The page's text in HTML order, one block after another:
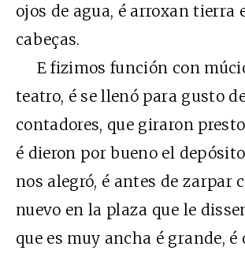
ojos de agua, é arroxan tierra
cabeças.
E fizimos función con
teatro, é se llenó para gusto
contadores, que giraron
é dieron por bueno el
nos alegró, é antes de zarpar
nuevo en la plaza que le
que es muy ancha é grande, é